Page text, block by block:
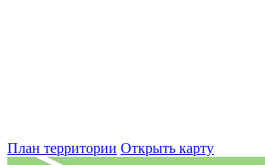
План территории Открыть карту